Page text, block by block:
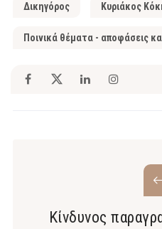
Δικηγόρος Κυριάκος
Ποινικά θέματα - αποφάσεις
Κίνδυνος